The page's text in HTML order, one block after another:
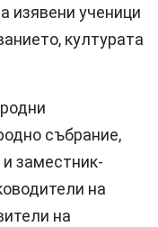
изявени ученици
културата
събрание,
заместник-
на
на